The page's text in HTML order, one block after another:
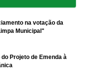
na votação da
Municipal"
do Projeto de Emenda à